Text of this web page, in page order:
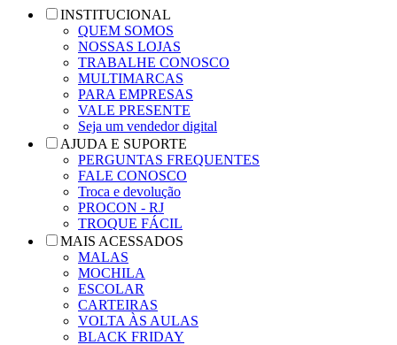
INSTITUCIONAL
QUEM SOMOS
NOSSAS LOJAS
TRABALHE CONOSCO
MULTIMARCAS
PARA EMPRESAS
VALE PRESENTE
Seja um vendedor digital
AJUDA E SUPORTE
PERGUNTAS FREQUENTES
FALE CONOSCO
Troca e devolução
PROCON - RJ
TROQUE FÁCIL
MAIS ACESSADOS
MALAS
MOCHILA
ESCOLAR
CARTEIRAS
VOLTA ÀS AULAS
BLACK FRIDAY